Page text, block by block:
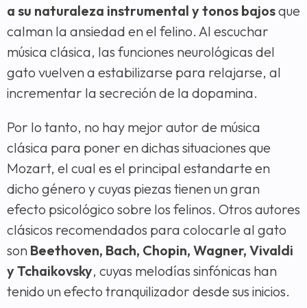
a su naturaleza instrumental y tonos bajosque
calman la ansiedad en el felino. Al escuchar
música clásica, las funciones neurológicas del
gato vuelven a estabilizarse para relajarse, al
incrementar la secreción de la dopamina.
Por lo tanto, no hay mejor autor de música
clásica para poner en dichas situaciones que
Mozart, el cual es el principal estandarte en
dicho género y cuyas piezas tienen un gran
efecto psicológico sobre los felinos. Otros autores
clásicos recomendados para colocarle al gato
son Beethoven, Bach, Chopin, Wagner, Vivaldi
y Tchaikovsky, cuyas melodías sinfónicas han
tenido un efecto tranquilizador desde sus inicios.